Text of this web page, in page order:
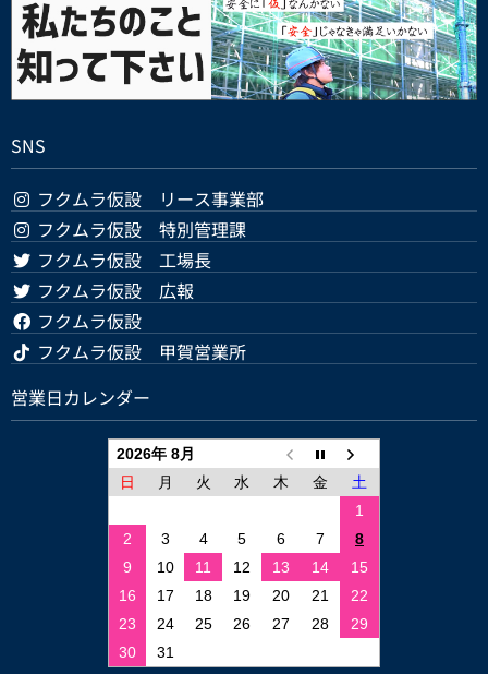
SNS
フクムラ仮設 リース事業部
フクムラ仮設 特別管理課
フクムラ仮設 工場長
フクムラ仮設 広報
フクムラ仮設
フクムラ仮設 甲賀営業所
営業日カレンダー
2026年 8月
日
月 火 水 木 金
土
1
2
3 4 5 6 7
8
9
10 11 12 13 14
15
16
17 18 19 20 21
22
23
24 25 26 27 28
29
30
31